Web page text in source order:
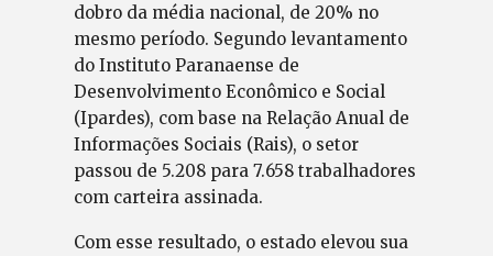
dobro da média nacional, de 20% no
mesmo período. Segundo levantamento
do Instituto Paranaense de
Desenvolvimento Econômico e Social
(Ipardes), com base na Relação Anual de
Informações Sociais (Rais), o setor
passou de 5.208 para 7.658 trabalhadores
com carteira assinada.
Com esse resultado, o estado elevou sua